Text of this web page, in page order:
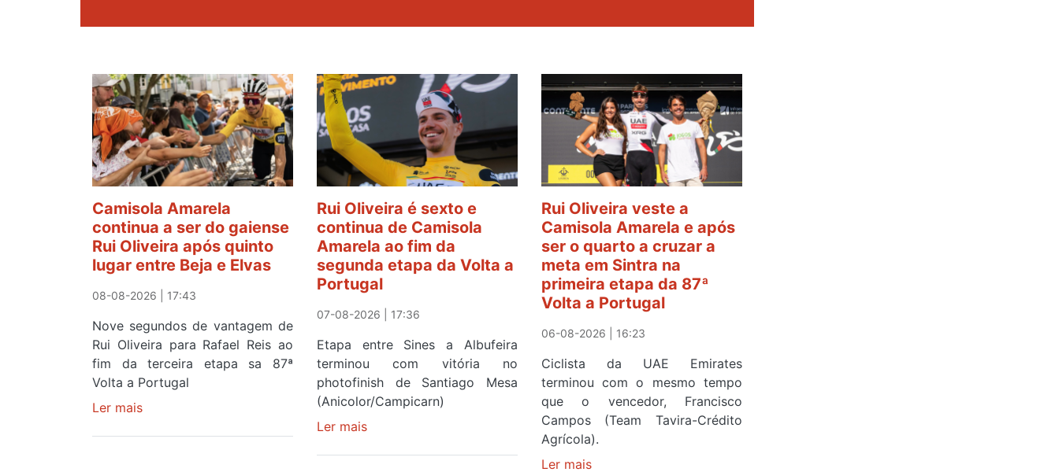
Camisola Amarela
continua a ser do gaiense
Rui Oliveira após quinto
lugar entre Beja e Elvas
08-08-2026 | 17:43
Nove segundos de vantagem de
Rui Oliveira para Rafael Reis ao
fim da terceira etapa sa 87ª
Volta a Portugal
Ler mais
Rui Oliveira é sexto e
continua de Camisola
Amarela ao fim da
segunda etapa da Volta a
Portugal
07-08-2026 | 17:36
Etapa entre Sines a Albufeira
terminou com vitória no
photofinish de Santiago Mesa
(Anicolor/Campicarn)
Ler maissobre
Rui Oliveira veste a
Camisola Amarela e após
ser o quarto a cruzar a
meta em Sintra na
primeira etapa da 87ª
Volta a Portugal
06-08-2026 | 16:23
Ciclista da UAE Emirates
terminou com o mesmo tempo
que o vencedor, Francisco
Campos (Team Tavira-Crédito
Agrícola).
Ler maissobre